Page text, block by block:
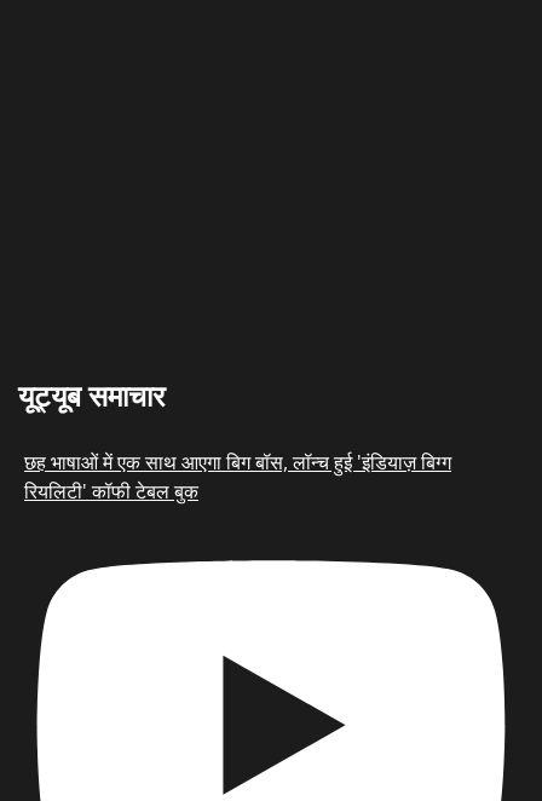
यूट्यूब समाचार
छह भाषाओं में एक साथ आएगा बिग बॉस, लॉन्च हुई 'इंडियाज़ बिग्ग
रियलिटी' कॉफी टेबल बुक